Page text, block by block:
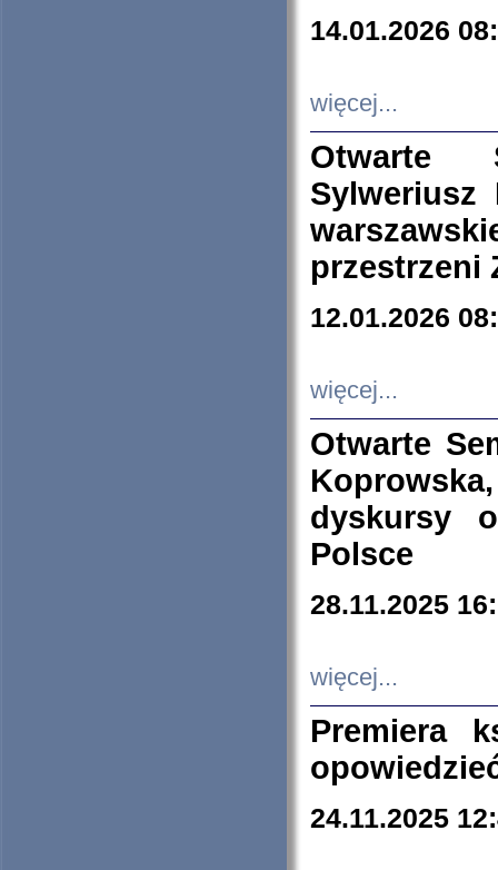
14.01.2026
więcej...
Otwarte
Sylweriusz
przestrzeni
12.01.2026
więcej...
Otwarte
dyskursy
Polsce
28.11.2025
więcej...
Premiera
24.11.2025